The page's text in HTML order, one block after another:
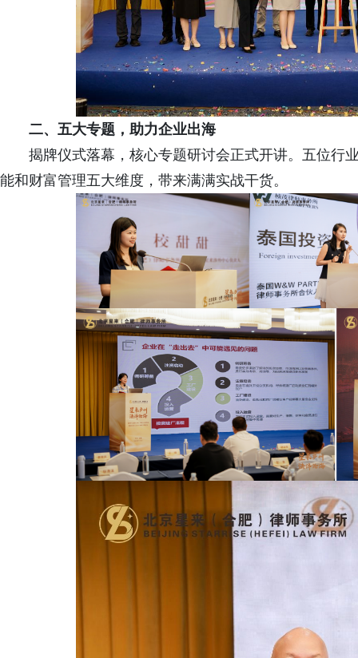
二、五大专题，助力企业出海
揭牌仪式落幕，核心专题研讨会正式开讲。五位行
能和财富管理五大维度，带来满满实战干货。